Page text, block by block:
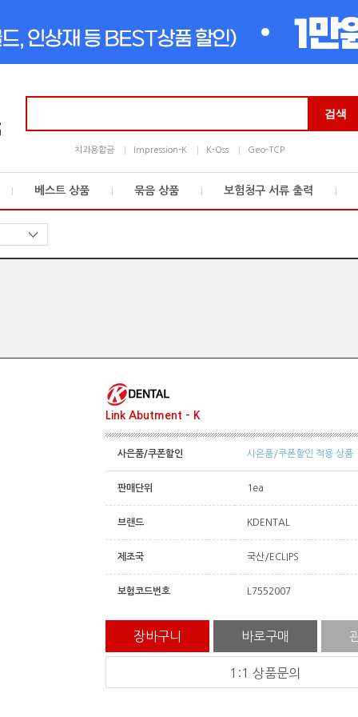
검색
치과용합금 Impression-K K-Oss Geo-TCP
10%할인
베스트 상품 묶음 상품 보험청구 서류 출력
Link Abutment - K
사은품/쿠폰할인 사은품/쿠폰할인 적용 상품
판매단위 1ea
브랜드 KDENTAL
제조국 국산/ECLIPS
보험코드번호 L7552007
장바구니 바로구매
1:1 상품문의